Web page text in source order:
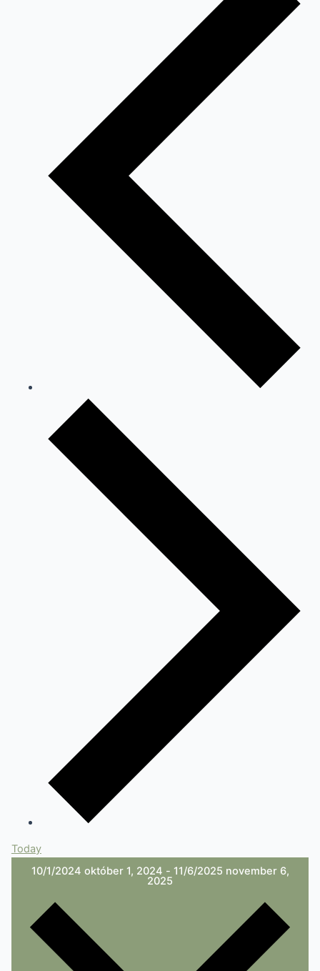
Today
10/1/2024 október 1, 2024 - 11/6/2025 november 6,
2025